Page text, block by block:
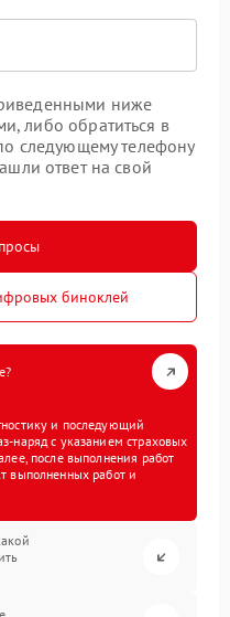
ниже
либо обратиться в
следующему телефону
ответ на свой
биноклей
и последующий
наряд с указанием страховых
после выполнения работ
выполненных работ и